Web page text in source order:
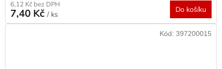
6,12 Kč bez DPH
7,40 Kč / ks
Do košíku
Kód: 397200015